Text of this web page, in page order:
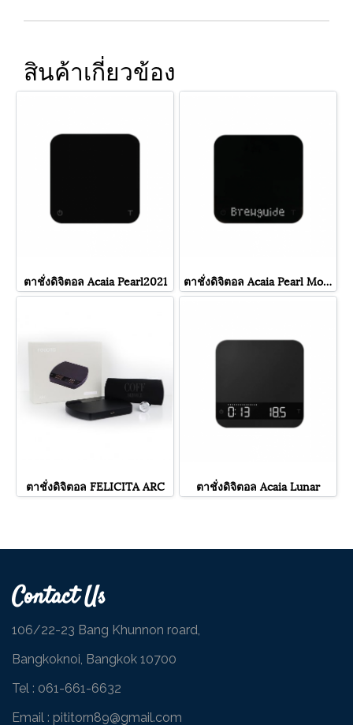
สินค้าเกี่ยวข้อง
ตาชั่งดิจิตอล Acaia Pearl2021 ตาชั่งดิจิตอล Acaia Pearl Model S
ตาชั่งดิจิตอล FELICITA ARC ตาชั่งดิจิตอล Acaia Lunar
Contact Us
106/22-23 Bang Khunnon roard,
Bangkoknoi, Bangkok 10700
Tel : 061-661-6632
Email : pititorn89@gmail.com